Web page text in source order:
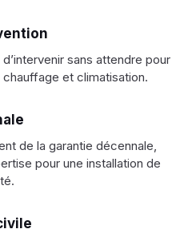
sans attendre pour
et climatisation.
de la garantie décennale,
pour une installation de